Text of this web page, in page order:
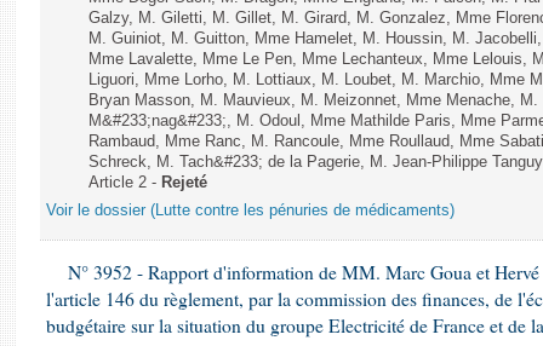
Galzy, M. Giletti, M. Gillet, M. Girard, M. Gonzalez, Mme
M. Guiniot, M. Guitton, Mme Hamelet, M. Houssin, M.
Mme Lavalette, Mme Le Pen, Mme Lechanteux, Mme Lelouis,
Liguori, Mme Lorho, M. Lottiaux, M. Loubet, M. Marchio, Mme
Bryan Masson, M. Mauvieux, M. Meizonnet, Mme Menache,
M&#233;nag&#233;, M. Odoul, Mme Mathilde Paris, Mme
Rambaud, Mme Ranc, M. Rancoule, Mme Roullaud, Mme
Schreck, M. Tach&#233; de la Pagerie, M. Jean-Philippe
Article 2 - Rejeté
Voir le dossier (Lutte contre les pénuries de médicaments)
N° 3952 - Rapport d'information de MM. Marc Goua et
l'article 146 du règlement, par la commission des finances, de
budgétaire sur la situation du groupe Electricité de France et de